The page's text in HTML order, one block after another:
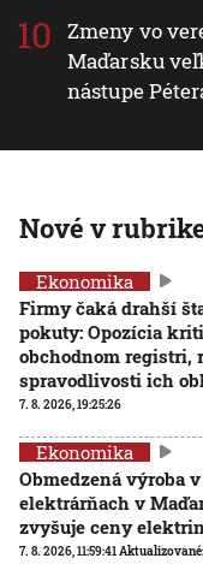
Zmeny vo
Maďarsku
nástupe
Nové v
Ekonomika
Firmy čaká drahší
pokuty: Opozícia
obchodnom registri,
spravodlivosti ich
7. 8. 2026, 19:25:26
Ekonomika
Obmedzená výroba
elektrárňach v
zvyšuje ceny
7. 8. 2026, 11:59:41Aktualizované: